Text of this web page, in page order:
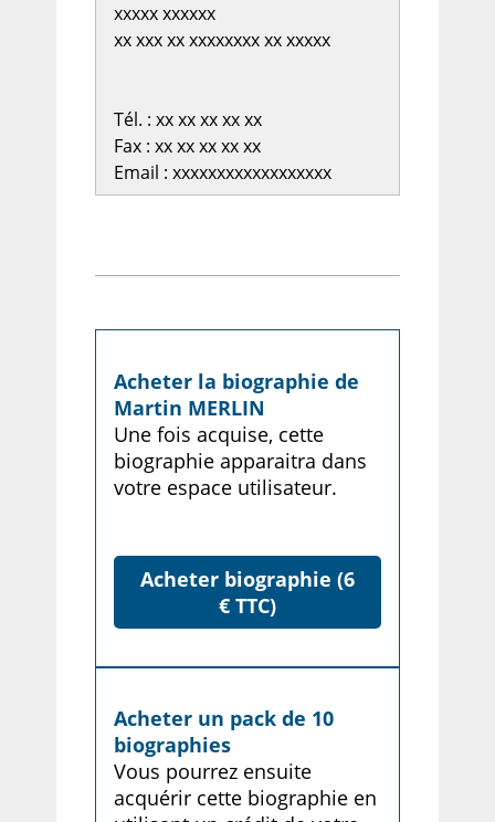
xxxxx xxxxxx
xx xxx xx xxxxxxxx xx xxxxx
Tél. : xx xx xx xx xx
Fax : xx xx xx xx xx
Email : xxxxxxxxxxxxxxxxxx
Acheter la biographie de
Martin MERLIN
Une fois acquise, cette
biographie apparaitra dans
votre espace utilisateur.
Acheter biographie (6
€ TTC)
Acheter un pack de 10
biographies
Vous pourrez ensuite
acquérir cette biographie en